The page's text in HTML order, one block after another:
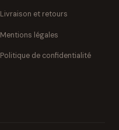
Livraison et retours
Mentions légales
Politique de confidentialité